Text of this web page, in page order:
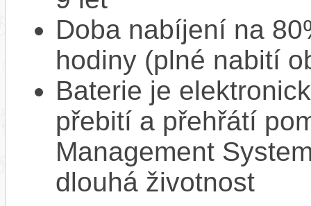
Doba nabíjení na
hodiny (plné nabití
Baterie je
přebití a přehřátí
Management
dlouhá životnost